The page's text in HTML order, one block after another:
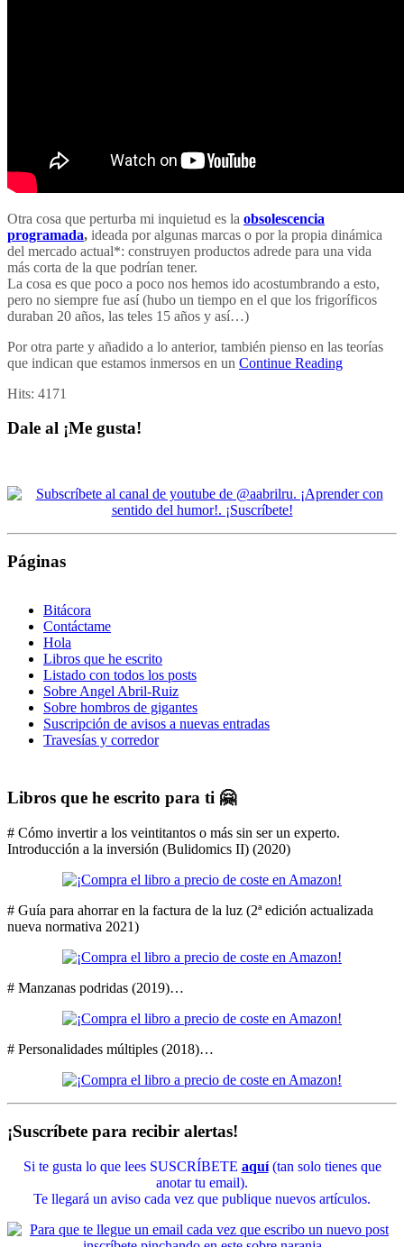
Otra cosa que perturba mi inquietud es la obsolescencia
programada, ideada por algunas marcas o por la propia dinámica
del mercado actual*: construyen productos adrede para una vida
más corta de la que podrían tener.
La cosa es que poco a poco nos hemos ido acostumbrando a esto,
pero no siempre fue así (hubo un tiempo en el que los frigoríficos
duraban 20 años, las teles 15 años y así…)
Por otra parte y añadido a lo anterior, también pienso en las teorías
que indican que estamos inmersos en un Continue Reading
Hits: 4171
Dale al ¡Me gusta!
Páginas
Bitácora
Contáctame
Hola
Libros que he escrito
Listado con todos los posts
Sobre Angel Abril-Ruiz
Sobre hombros de gigantes
Suscripción de avisos a nuevas entradas
Travesías y corredor
Libros que he escrito para ti 🤗
# Cómo invertir a los veintitantos o más sin ser un experto.
Introducción a la inversión (Bulidomics II) (2020)
# Guía para ahorrar en la factura de la luz (2ª edición actualizada
nueva normativa 2021)
# Manzanas podridas (2019)…
# Personalidades múltiples (2018)…
¡Suscríbete para recibir alertas!
Si te gusta lo que lees SUSCRÍBETE aquí(tan solo tienes que
anotar tu email).
Te llegará un aviso cada vez que publique nuevos artículos.